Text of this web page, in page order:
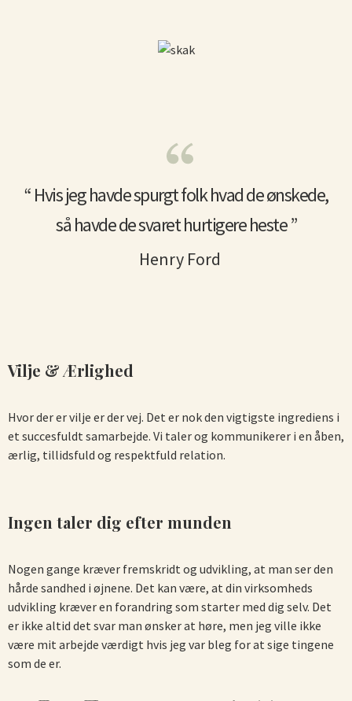
“ Hvis jeg havde spurgt folk hvad de ønskede,
så havde de svaret hurtigere heste ”
Henry Ford
Vilje & Ærlighed
Hvor der er vilje er der vej. Det er nok den vigtigste ingrediens i
et succesfuldt samarbejde. Vi taler og kommunikerer i en åben,
ærlig, tillidsfuld og respektfuld relation.
Ingen taler dig efter munden
Nogen gange kræver fremskridt og udvikling, at man ser den
hårde sandhed i øjnene. Det kan være, at din virksomheds
udvikling kræver en forandring som starter med dig selv. Det
er ikke altid det svar man ønsker at høre, men jeg ville ikke
være mit arbejde værdigt hvis jeg var bleg for at sige tingene
som de er.